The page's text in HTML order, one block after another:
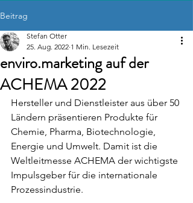
Beitrag
enviro.marketing auf der
ACHEMA 2022
Stefan Otter
25. Aug. 2022 1 Min. Lesezeit
Hersteller und Dienstleister aus über 50
Ländern präsentieren Produkte für
Chemie, Pharma, Biotechnologie,
Energie und Umwelt. Damit ist die
Weltleitmesse ACHEMA der wichtigste
Impulsgeber für die internationale
Prozessindustrie.